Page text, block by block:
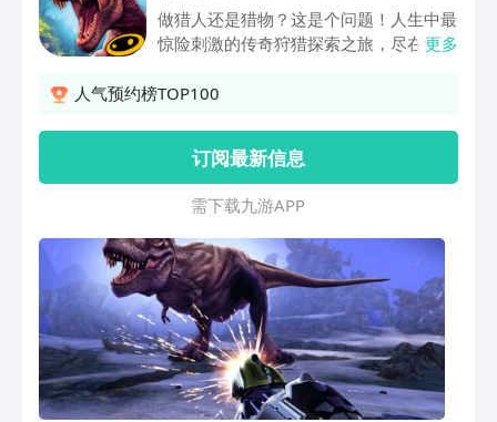
做猎人还是猎物？这是个问题！人生中最
惊险刺激的传奇狩猎探索之旅，尽在终极
梦 踏上奇幻之旅，探索隐秘无人岛，狩
现生天，从温顺的剑龙，到最凶残的暴
龙，一一出现在你面前！ 奇幻之旅现开
启 神秘海岸沉船遍布，热带密林变幻莫
测，恐龙埋骨场惊心动魄！ 强力武器来
装备 对付强大的敌人，当然要配上最强
力的武器！不论是拥有毁灭性威力的火箭
发射器，还是短小精悍的忍者十字弓，我
们的军火库里应有尽有！ 多重挑战考验
你 力破重重挑战，赢取彪悍步枪，散弹
枪和冲锋枪！完成所有挑战还有终极大奖
等着你！ 超高画质撼人心 动态阴影，高
更多
人气预约榜TOP100
订阅最新信息
需 下 载 九 游 A P P